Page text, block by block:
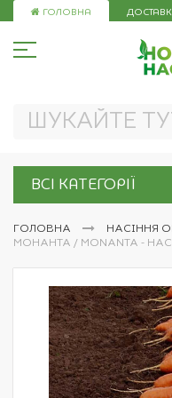
Skip
ГОЛОВНА
ВСІ КАТЕГОРІЇ
ГОЛОВНА НАСІННЯ
МОНАНТА / MONANTA -
Перейти
кінця
галереї
зображень